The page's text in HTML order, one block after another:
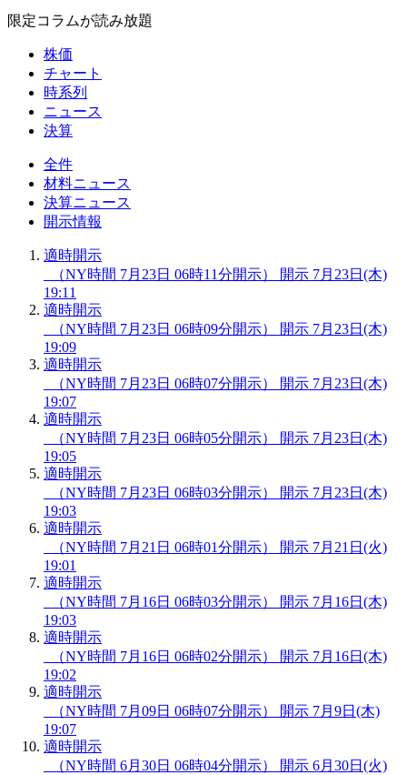
限定コラムが読み放題
株価
チャート
時系列
ニュース
決算
全件
材料ニュース
決算ニュース
開示情報
適時開示
（NY時間 7月23日 06時11分開示）
開示 7月23日(木)
19:11
適時開示
（NY時間 7月23日 06時09分開示）
開示 7月23日(木)
19:09
適時開示
（NY時間 7月23日 06時07分開示）
開示 7月23日(木)
19:07
適時開示
（NY時間 7月23日 06時05分開示）
開示 7月23日(木)
19:05
適時開示
（NY時間 7月23日 06時03分開示）
開示 7月23日(木)
19:03
適時開示
（NY時間 7月21日 06時01分開示）
開示 7月21日(火)
19:01
適時開示
（NY時間 7月16日 06時03分開示）
開示 7月16日(木)
19:03
適時開示
（NY時間 7月16日 06時02分開示）
開示 7月16日(木)
19:02
適時開示
（NY時間 7月09日 06時07分開示）
開示 7月9日(木)
19:07
適時開示
（NY時間 6月30日 06時04分開示）
開示 6月30日(火)